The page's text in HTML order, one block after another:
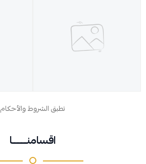
تطبق الشروط والأحكام
اقسامنــــــــا